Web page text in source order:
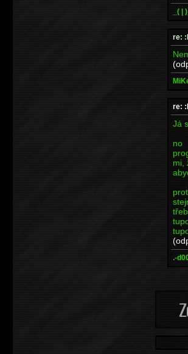
_( | )_
re:
re:
Já
no
mi,
.-